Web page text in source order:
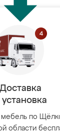
Доставка
установка
по
области